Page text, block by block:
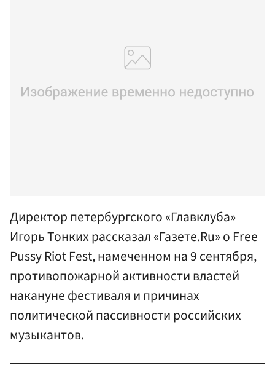
Директор петербургского «Главклуба»
Игорь Тонких рассказал «Газете.Ru» о Free
Pussy Riot Fest, намеченном на 9 сентября,
противопожарной активности властей
накануне фестиваля и причинах
политической пассивности российских
музыкантов.